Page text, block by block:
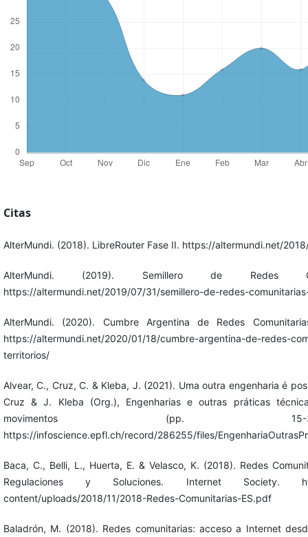
Citas
AlterMundi. (2018). LibreRouter Fase II. https://altermundi.net/
AlterMundi. (2019). Semillero de Redes
https://altermundi.net/2019/07/31/semillero-de-redes-
AlterMundi. (2020). Cumbre Argentina de Redes
https://altermundi.net/2020/01/18/cumbre-argentina-de-redes-
territorios/
Alvear, C., Cruz, C. & Kleba, J. (2021). Uma outra engenharia é
Cruz & J. Kleba (Org.), Engenharias e outras práticas
movimentos (pp. 15-
https://infoscience.epfl.ch/record/286255/files/
Baca, C., Belli, L., Huerta, E. & Velasco, K. (2018). Redes
Regulaciones y Soluciones. Internet Society.
content/uploads/2018/11/2018-Redes-Comunitarias-ES.pdf
Baladrón, M. (2018). Redes comunitarias: acceso a Internet